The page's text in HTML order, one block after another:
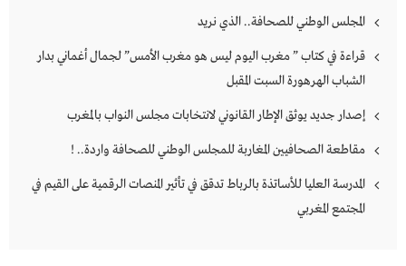
المجلس الوطني للصحافة.. الذي نريد
قراءة في كتاب ” مغرب اليوم ليس هو مغرب الأمس” لجمال أغماني بدار
الشباب الهرهورة السبت المقبل
إصدار جديد يوثق الإطار القانوني لانتخابات مجلس النواب بالمغرب
مقاطعة الصحافيين المغاربة للمجلس الوطني للصحافة واردة.. !
المدرسة العليا للأساتذة بالرباط تدقق في تأثير المنصات الرقمية على القيم في
المجتمع المغربي